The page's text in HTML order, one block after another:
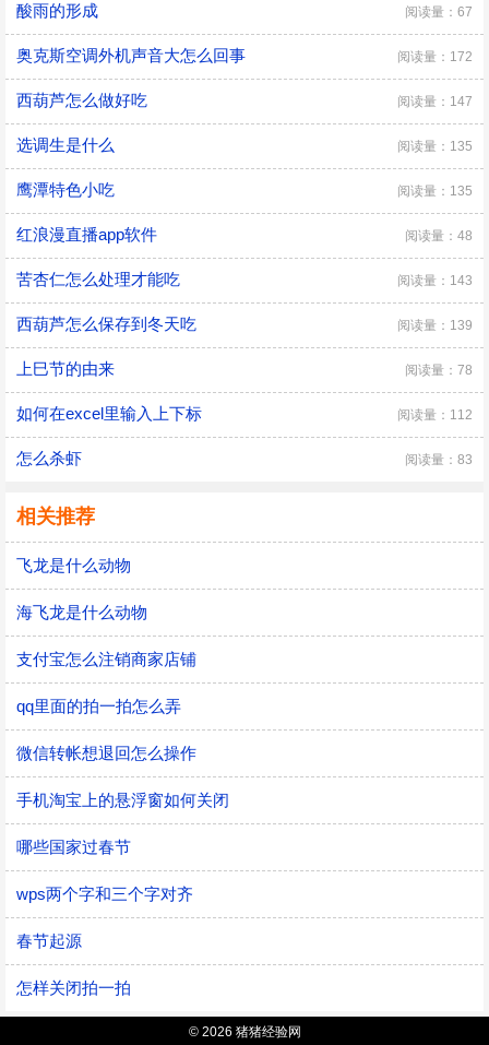
酸雨的形成 阅读量：67
奥克斯空调外机声音大怎么回事 阅读量：172
西葫芦怎么做好吃 阅读量：147
选调生是什么 阅读量：135
鹰潭特色小吃 阅读量：135
红浪漫直播app软件 阅读量：48
苦杏仁怎么处理才能吃 阅读量：143
西葫芦怎么保存到冬天吃 阅读量：139
上巳节的由来 阅读量：78
如何在excel里输入上下标 阅读量：112
怎么杀虾 阅读量：83
相关推荐
飞龙是什么动物
海飞龙是什么动物
支付宝怎么注销商家店铺
qq里面的拍一拍怎么弄
微信转帐想退回怎么操作
手机淘宝上的悬浮窗如何关闭
哪些国家过春节
wps两个字和三个字对齐
春节起源
怎样关闭拍一拍
© 2026 猪猪经验网